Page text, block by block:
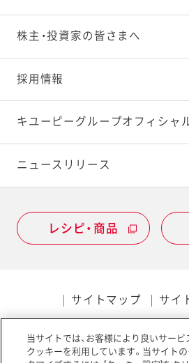
株主・投資家の皆さまへ
採用情報
キユーピーグループオフィシャ
ニュースリリース
レシピ・商品
サイトマップ サイ
ソーシャルメディアポリシー
当サイトでは、お客様により良いサービ
クッキーを利用しています。当サイト